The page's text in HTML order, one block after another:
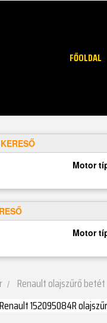
FŐOLDAL
Motor
Motor
Renault olajszűrő betét